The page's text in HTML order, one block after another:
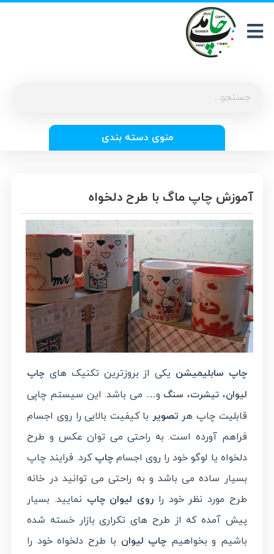
منوی دسته بندی
آموزش چاپ ماگ با طرح دلخواه
چاپ سابلیمیشن یکی از بروزترین تکنیک های چاپ
لیوان،تیشرت، سنگ و… می باشد. این سیستم چاپی
قابلیت چاپ هر تصویر با کیفیت بالایی را روی اجسام
فراهم آورده است. به راحتی می توان عکس و طرح
دلخواه یا لوگو خود را روی اجسامچاپ کرد. فرایند چاپ
بسیار ساده می باشد و به راحتی می توانید در خانه
طرح مورد نظر خود را روی لیوان چاپ نمایید. بسیار
پیش آمده که از طرح های تکراری بازار خسته شده
باشیم و بخواهیم چاپ لیوان با طرح دلخواه خود را